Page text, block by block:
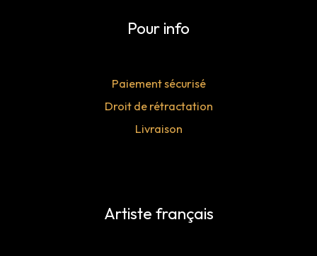
Pour info
Paiement sécurisé
Droit de rétractation
Livraison
Artiste français